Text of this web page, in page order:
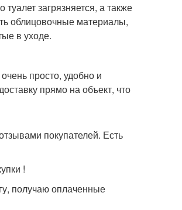
загрязняется, а также
облицовочные материалы,
в уходе.
просто, удобно и
прямо на объект, что
покупателей. Есть
!
получаю оплаченные